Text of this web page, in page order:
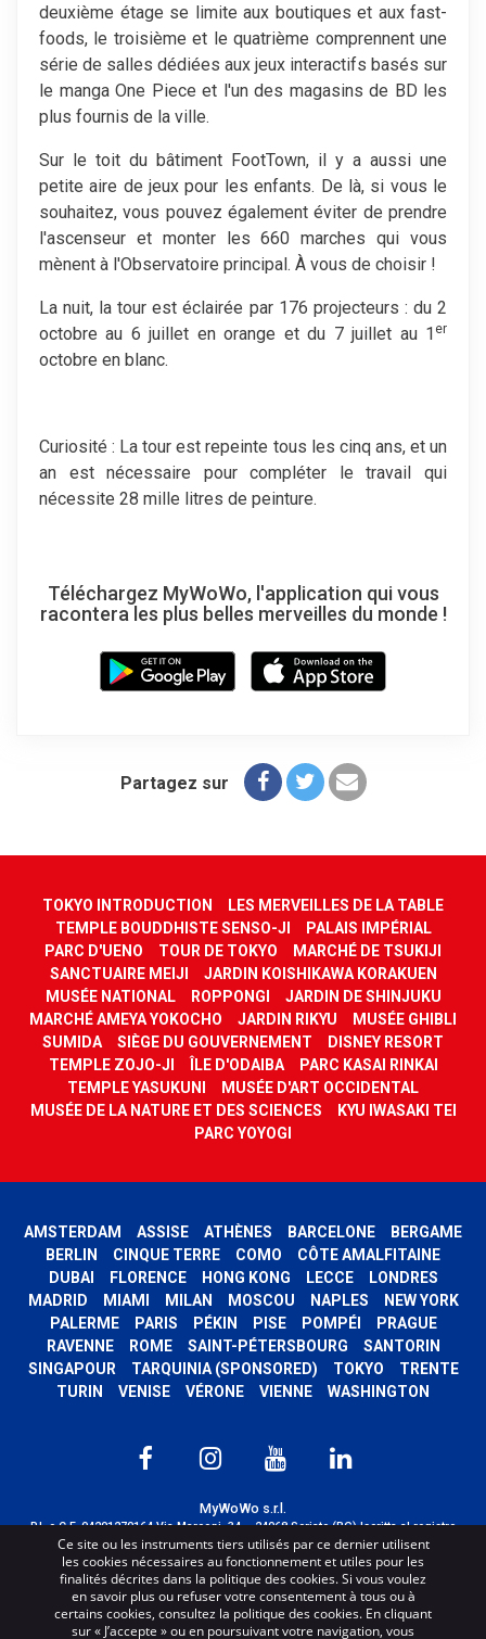
deuxième étage se limite aux boutiques et aux fast-
foods, le troisième et le quatrième comprennent une
série de salles dédiées aux jeux interactifs basés sur
le manga One Piece et l'un des magasins de BD les
plus fournis de la ville.
Sur le toit du bâtiment FootTown, il y a aussi une
petite aire de jeux pour les enfants. De là, si vous le
souhaitez, vous pouvez également éviter de prendre
l'ascenseur et monter les 660 marches qui vous
mènent à l'Observatoire principal. À vous de choisir !
La nuit, la tour est éclairée par 176 projecteurs : du 2
octobre au 6 juillet en orange et du 7 juillet au 1 er
octobre en blanc.
Curiosité : La tour est repeinte tous les cinq ans, et un
an est nécessaire pour compléter le travail qui
nécessite 28 mille litres de peinture.
Téléchargez MyWoWo, l'application qui vous
racontera les plus belles merveilles du monde !
Partagez sur
TOKYO INTRODUCTION
LES MERVEILLES DE LA TABLE
TEMPLE BOUDDHISTE SENSO-JI
PALAIS IMPÉRIAL
PARC D'UENO
TOUR DE TOKYO
MARCHÉ DE TSUKIJI
SANCTUAIRE MEIJI
JARDIN KOISHIKAWA KORAKUEN
MUSÉE NATIONAL
ROPPONGI
JARDIN DE SHINJUKU
MARCHÉ AMEYA YOKOCHO
JARDIN RIKYU
MUSÉE GHIBLI
SUMIDA
SIÈGE DU GOUVERNEMENT
DISNEY RESORT
TEMPLE ZOJO-JI
ÎLE D'ODAIBA
PARC KASAI RINKAI
TEMPLE YASUKUNI
MUSÉE D'ART OCCIDENTAL
MUSÉE DE LA NATURE ET DES SCIENCES
KYU IWASAKI TEI
PARC YOYOGI
AMSTERDAM ASSISE ATHÈNES BARCELONE
BERGAME
BERLIN
CINQUE TERRE COMO
CÔTE AMALFITAINE
DUBAI
FLORENCE HONG KONG LECCE
LONDRES
MADRID
MIAMI MILAN MOSCOU NAPLES
NEW YORK
PALERME
PARIS PÉKIN PISE POMPÉI
PRAGUE
RAVENNE
ROME SAINT-PÉTERSBOURG
SANTORIN
SINGAPOUR
TARQUINIA (SPONSORED) TOKYO
TRENTE
TURIN
VENISE VÉRONE VIENNE WASHINGTON
MyWoWo s.r.l.
P.I. e C.F. 04201270164 Via Marconi, 34 – 24068 Seriate (BG) Iscritta al registro
delle imprese di Bergamo con n° iscrizione 443941 – Cap.Soc. € 100.000,00 i.v.
TERMS AND CONDITIONS-CREDITS
Ce site ou les instruments tiers utilisés par ce dernier utilisent
les cookies nécessaires au fonctionnement et utiles pour les
finalités décrites dans la politique des cookies. Si vous voulez
en savoir plus ou refuser votre consentement à tous ou à
certains cookies, consultez la politique des cookies. En cliquant
sur « J’accepte » ou en poursuivant votre navigation, vous